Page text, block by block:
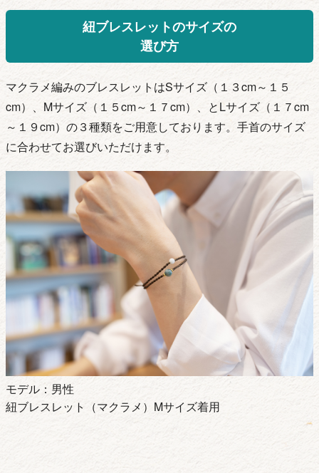
紐ブレスレットのサイズの
選び方
マクラメ編みのブレスレットはSサイズ（１３cm～１５
cm）、Mサイズ（１５cm～１７cm）、とLサイズ（１７cm
～１９cm）の３種類をご用意しております。手首のサイズ
に合わせてお選びいただけます。
モデル：男性
紐ブレスレット（マクラメ）Mサイズ着用